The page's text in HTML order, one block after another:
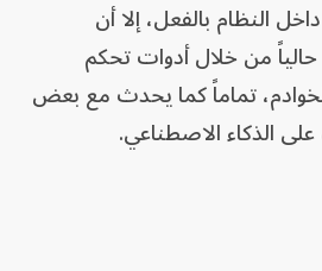
النظام بالفعل، إلا أن
حالياً من خلال أدوات تحكم
تماماً كما يحدث مع بعض